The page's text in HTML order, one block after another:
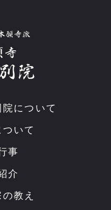
について
いて
事
介
教え